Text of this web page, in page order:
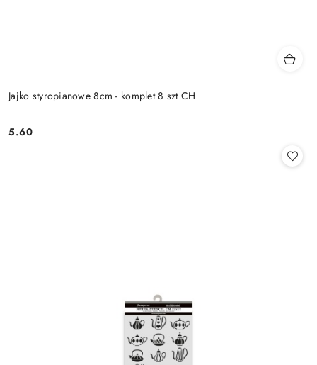
Jajko styropianowe 8cm - komplet 8 szt CH
Cena:
5.60